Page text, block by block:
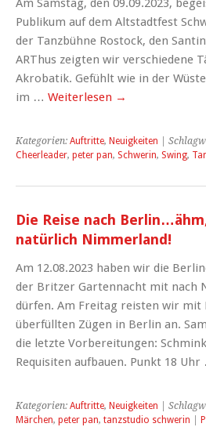
Am Samstag, den 09.09.2023,
Publikum auf dem Altstadtfest
der Tanzbühne Rostock, den
ARThus zeigten wir verschiedene
Akrobatik. Gefühlt wie in der
im … Weiterlesen →
Kategorien: Auftritte, Neuigkeiten |
Cheerleader, peter pan, Schwerin, Swing,
Die Reise nach
natürlich Nimmerland!
Am 12.08.2023 haben wir die
der Britzer Gartennacht mit nach
dürfen. Am Freitag reisten wir mit
überfüllten Zügen in Berlin an.
die letzte Vorbereitungen:
Requisiten aufbauen. Punkt 18
Kategorien: Auftritte, Neuigkeiten |
Märchen, peter pan, tanzstudio schwerin